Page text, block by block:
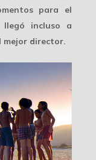
para el
incluso a
mejor director.